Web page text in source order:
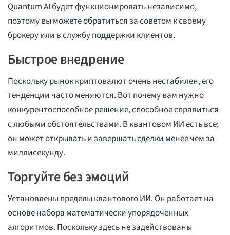
Quantum AI будет функционировать независимо,
поэтому вы можете обратиться за советом к своему
брокеру или в службу поддержки клиентов.
Быстрое внедрение
Поскольку рынок криптовалют очень нестабилен, его
тенденции часто меняются. Вот почему вам нужно
конкурентоспособное решение, способное справиться
с любыми обстоятельствами. В квантовом ИИ есть все;
он может открывать и завершать сделки менее чем за
миллисекунду.
Торгуйте без эмоций
Установлены пределы квантового ИИ. Он работает на
основе набора математически упорядоченных
алгоритмов. Поскольку здесь не задействованы